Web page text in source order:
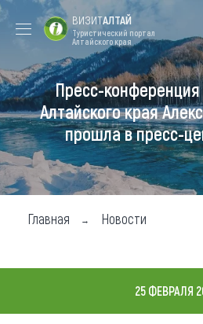
Форум VISIT
ALTAI
Цветение
маральника
Туры
Где побывать
Чем заняться
Карта
ВИЗИТАЛТАЙ
Туристический портал
Алтайского края
Пресс-
Алтайского края
прошла в пресс-
Главная Новости
25 ФЕВРАЛЯ